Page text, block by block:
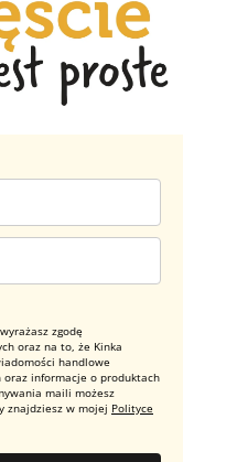
zgodę
oraz na to, że Kinka
handlowe
informacje o produktach
maili możesz
znajdziesz w mojej Polityce